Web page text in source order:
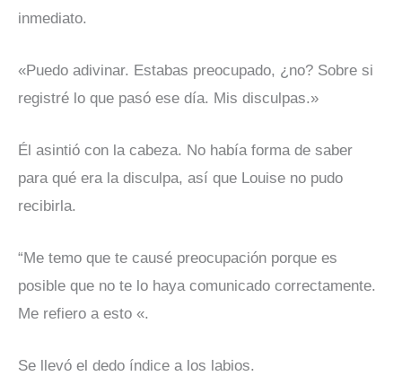
inmediato.
«Puedo adivinar. Estabas preocupado, ¿no? Sobre si
registré lo que pasó ese día. Mis disculpas.»
Él asintió con la cabeza. No había forma de saber
para qué era la disculpa, así que Louise no pudo
recibirla.
“Me temo que te causé preocupación porque es
posible que no te lo haya comunicado correctamente.
Me refiero a esto «.
Se llevó el dedo índice a los labios.